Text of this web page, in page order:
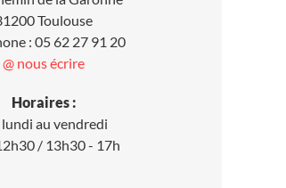
Toulouse
: 05 62 27 91 20
@ nous écrire
Horaires :
au vendredi
/ 13h30 - 17h